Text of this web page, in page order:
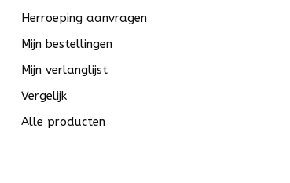
Herroeping aanvragen
Mijn bestellingen
Mijn verlanglijst
Vergelijk
Alle producten